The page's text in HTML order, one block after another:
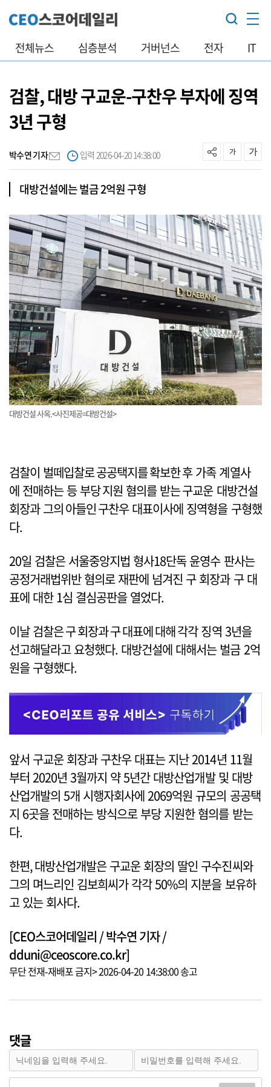
전체뉴스 심층분석 거버넌스 전자 IT
검찰, 대방 구교운-구찬우 부자에 징역
3년 구형
박수연 기자 입력 2026-04-20 14:38:00
대방건설에는 벌금 2억원 구형
대방건설 사옥.<사진제공=대방건설>
검찰이 벌떼입찰로 공공택지를 확보한 후 가족 계열사
에 전매하는 등 부당 지원 혐의를 받는 구교운 대방건설
회장과 그의 아들인 구찬우 대표이사에 징역형을 구형했
다.
20일 검찰은 서울중앙지법 형사18단독 윤영수 판사는
공정거래법위반 혐의로 재판에 넘겨진 구 회장과 구 대
표에 대한 1심 결심공판을 열었다.
이날 검찰은 구 회장과 구 대표에 대해 각각 징역 3년을
선고해달라고 요청했다. 대방건설에 대해서는 벌금 2억
원을 구형했다.
앞서 구교운 회장과 구찬우 대표는 지난 2014년 11월
부터 2020년 3월까지 약 5년간 대방산업개발 및 대방
산업개발의 5개 시행자회사에 2069억원 규모의 공공택
지 6곳을 전매하는 방식으로 부당 지원한 혐의를 받는
다.
한편, 대방산업개발은 구교운 회장의 딸인 구수진씨와
그의 며느리인 김보희씨가 각각 50%의 지분을 보유하
고 있는 회사다.
[CEO스코어데일리 / 박수연 기자 /
dduni@ceoscore.co.kr]
무단 전재-재배포 금지> 2026-04-20 14:38:00 송고
댓글